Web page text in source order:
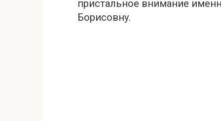
пристальное внимание
Борисовну.